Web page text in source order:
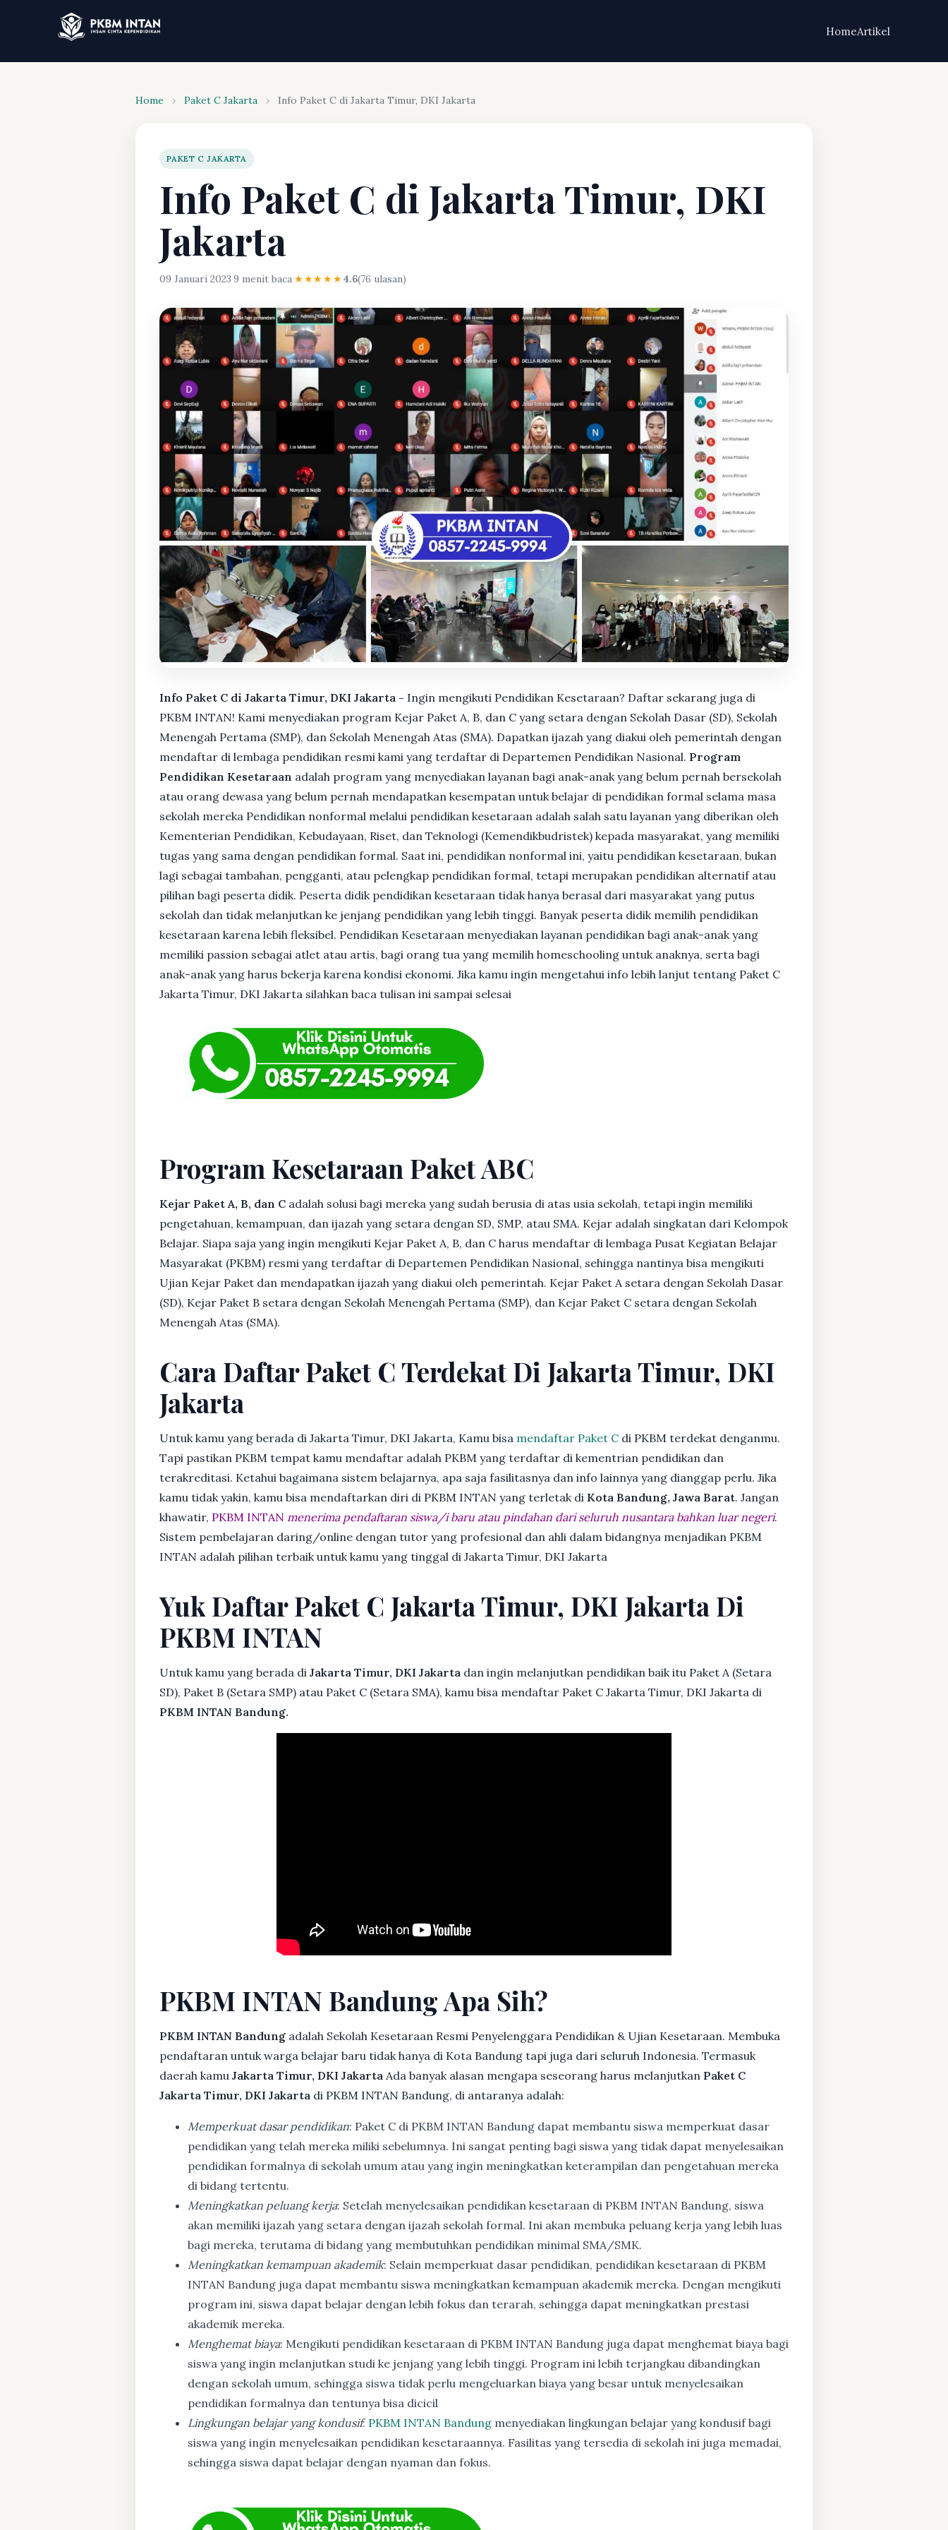
HomeArtikel
Home › Paket C Jakarta › Info Paket C di Jakarta Timur, DKI Jakarta
PAKET C JAKARTA
Info Paket C di Jakarta Timur, DKI
Jakarta
09 Januari 2023·9 menit baca·★★★★★4.6(76 ulasan)
Info Paket C di Jakarta Timur, DKI Jakarta - Ingin mengikuti Pendidikan Kesetaraan? Daftar sekarang juga di
PKBM INTAN! Kami menyediakan program Kejar Paket A, B, dan C yang setara dengan Sekolah Dasar (SD), Sekolah
Menengah Pertama (SMP), dan Sekolah Menengah Atas (SMA). Dapatkan ijazah yang diakui oleh pemerintah dengan
mendaftar di lembaga pendidikan resmi kami yang terdaftar di Departemen Pendidikan Nasional. Program
Pendidikan Kesetaraan adalah program yang menyediakan layanan bagi anak-anak yang belum pernah bersekolah
atau orang dewasa yang belum pernah mendapatkan kesempatan untuk belajar di pendidikan formal selama masa
sekolah mereka Pendidikan nonformal melalui pendidikan kesetaraan adalah salah satu layanan yang diberikan oleh
Kementerian Pendidikan, Kebudayaan, Riset, dan Teknologi (Kemendikbudristek) kepada masyarakat, yang memiliki
tugas yang sama dengan pendidikan formal. Saat ini, pendidikan nonformal ini, yaitu pendidikan kesetaraan, bukan
lagi sebagai tambahan, pengganti, atau pelengkap pendidikan formal, tetapi merupakan pendidikan alternatif atau
pilihan bagi peserta didik. Peserta didik pendidikan kesetaraan tidak hanya berasal dari masyarakat yang putus
sekolah dan tidak melanjutkan ke jenjang pendidikan yang lebih tinggi. Banyak peserta didik memilih pendidikan
kesetaraan karena lebih fleksibel. Pendidikan Kesetaraan menyediakan layanan pendidikan bagi anak-anak yang
memiliki passion sebagai atlet atau artis, bagi orang tua yang memilih homeschooling untuk anaknya, serta bagi
anak-anak yang harus bekerja karena kondisi ekonomi. Jika kamu ingin mengetahui info lebih lanjut tentang Paket C
Jakarta Timur, DKI Jakarta silahkan baca tulisan ini sampai selesai
Program Kesetaraan Paket ABC
Kejar Paket A, B, dan C adalah solusi bagi mereka yang sudah berusia di atas usia sekolah, tetapi ingin memiliki
pengetahuan, kemampuan, dan ijazah yang setara dengan SD, SMP, atau SMA. Kejar adalah singkatan dari Kelompok
Belajar. Siapa saja yang ingin mengikuti Kejar Paket A, B, dan C harus mendaftar di lembaga Pusat Kegiatan Belajar
Masyarakat (PKBM) resmi yang terdaftar di Departemen Pendidikan Nasional, sehingga nantinya bisa mengikuti
Ujian Kejar Paket dan mendapatkan ijazah yang diakui oleh pemerintah. Kejar Paket A setara dengan Sekolah Dasar
(SD), Kejar Paket B setara dengan Sekolah Menengah Pertama (SMP), dan Kejar Paket C setara dengan Sekolah
Menengah Atas (SMA).
Cara Daftar Paket C Terdekat Di Jakarta Timur, DKI
Jakarta
Untuk kamu yang berada di Jakarta Timur, DKI Jakarta, Kamu bisa mendaftar Paket C di PKBM terdekat denganmu.
Tapi pastikan PKBM tempat kamu mendaftar adalah PKBM yang terdaftar di kementrian pendidikan dan
terakreditasi. Ketahui bagaimana sistem belajarnya, apa saja fasilitasnya dan info lainnya yang dianggap perlu. Jika
kamu tidak yakin, kamu bisa mendaftarkan diri di PKBM INTAN yang terletak di Kota Bandung, Jawa Barat. Jangan
khawatir, PKBM INTAN menerima pendaftaran siswa/i baru atau pindahan dari seluruh nusantara bahkan luar negeri.
Sistem pembelajaran daring/online dengan tutor yang profesional dan ahli dalam bidangnya menjadikan PKBM
INTAN adalah pilihan terbaik untuk kamu yang tinggal di Jakarta Timur, DKI Jakarta
Yuk Daftar Paket C Jakarta Timur, DKI Jakarta Di
PKBM INTAN
Untuk kamu yang berada di Jakarta Timur, DKI Jakarta dan ingin melanjutkan pendidikan baik itu Paket A (Setara
SD), Paket B (Setara SMP) atau Paket C (Setara SMA), kamu bisa mendaftar Paket C Jakarta Timur, DKI Jakarta di
PKBM INTAN Bandung.
PKBM INTAN Bandung Apa Sih?
PKBM INTAN Bandung adalah Sekolah Kesetaraan Resmi Penyelenggara Pendidikan & Ujian Kesetaraan. Membuka
pendaftaran untuk warga belajar baru tidak hanya di Kota Bandung tapi juga dari seluruh Indonesia. Termasuk
daerah kamu Jakarta Timur, DKI Jakarta Ada banyak alasan mengapa seseorang harus melanjutkan Paket C
Jakarta Timur, DKI Jakarta di PKBM INTAN Bandung, di antaranya adalah:
Memperkuat dasar pendidikan: Paket C di PKBM INTAN Bandung dapat membantu siswa memperkuat dasar
pendidikan yang telah mereka miliki sebelumnya. Ini sangat penting bagi siswa yang tidak dapat menyelesaikan
pendidikan formalnya di sekolah umum atau yang ingin meningkatkan keterampilan dan pengetahuan mereka
di bidang tertentu.
Meningkatkan peluang kerja: Setelah menyelesaikan pendidikan kesetaraan di PKBM INTAN Bandung, siswa
akan memiliki ijazah yang setara dengan ijazah sekolah formal. Ini akan membuka peluang kerja yang lebih luas
bagi mereka, terutama di bidang yang membutuhkan pendidikan minimal SMA/SMK.
Meningkatkan kemampuan akademik: Selain memperkuat dasar pendidikan, pendidikan kesetaraan di PKBM
INTAN Bandung juga dapat membantu siswa meningkatkan kemampuan akademik mereka. Dengan mengikuti
program ini, siswa dapat belajar dengan lebih fokus dan terarah, sehingga dapat meningkatkan prestasi
akademik mereka.
Menghemat biaya: Mengikuti pendidikan kesetaraan di PKBM INTAN Bandung juga dapat menghemat biaya bagi
siswa yang ingin melanjutkan studi ke jenjang yang lebih tinggi. Program ini lebih terjangkau dibandingkan
dengan sekolah umum, sehingga siswa tidak perlu mengeluarkan biaya yang besar untuk menyelesaikan
pendidikan formalnya dan tentunya bisa dicicil
Lingkungan belajar yang kondusif: PKBM INTAN Bandung menyediakan lingkungan belajar yang kondusif bagi
siswa yang ingin menyelesaikan pendidikan kesetaraannya. Fasilitas yang tersedia di sekolah ini juga memadai,
sehingga siswa dapat belajar dengan nyaman dan fokus.